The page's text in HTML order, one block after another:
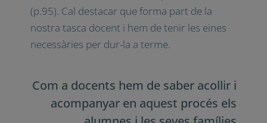
(2010) afirma que «la tutoria és part
essencial de l’acció educativa i no una tasca
complementària» (p.95). Cal destacar que
terme.